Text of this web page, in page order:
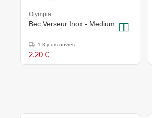
Olympia
Bec Verseur Inox - Medium
1-3 jours ouvrés
2,20 €